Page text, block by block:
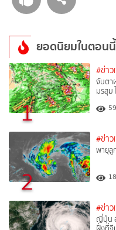
ยอดนิยมในตอนนี้
1
#ข่าว
จับตา
มรสุม
2
#ข่าว
พายุลู
#ข่าว
ญี่ปุ่น